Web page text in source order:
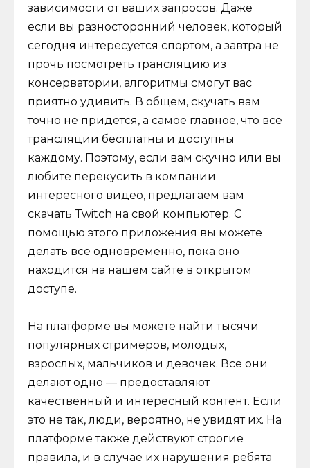
зависимости от ваших запросов. Даже
если вы разносторонний человек, который
сегодня интересуется спортом, а завтра не
прочь посмотреть трансляцию из
консерватории, алгоритмы смогут вас
приятно удивить. В общем, скучать вам
точно не придется, а самое главное, что все
трансляции бесплатны и доступны
каждому. Поэтому, если вам скучно или вы
любите перекусить в компании
интересного видео, предлагаем вам
скачать Twitch на свой компьютер. С
помощью этого приложения вы можете
делать все одновременно, пока оно
находится на нашем сайте в открытом
доступе.
На платформе вы можете найти тысячи
популярных стримеров, молодых,
взрослых, мальчиков и девочек. Все они
делают одно — предоставляют
качественный и интересный контент. Если
это не так, люди, вероятно, не увидят их. На
платформе также действуют строгие
правила, и в случае их нарушения ребята